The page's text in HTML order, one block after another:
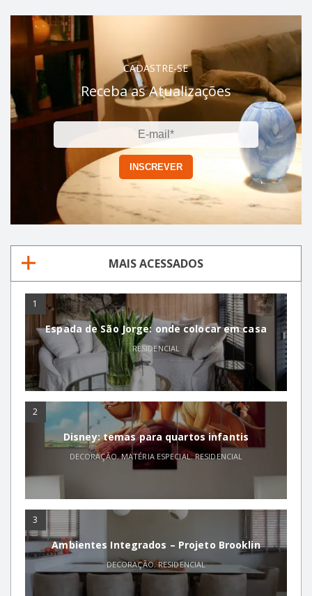
CADASTRE-SE
Receba as Atualizações
MAIS ACESSADOS
1
Espada de São Jorge: onde colocar em casa
RESIDENCIAL
2
Disney: temas para quartos infantis
DECORAÇÃO,MATÉRIA ESPECIAL,RESIDENCIAL
3
Ambientes Integrados – Projeto Brooklin
DECORAÇÃO,RESIDENCIAL